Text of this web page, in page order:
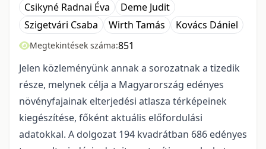
Csikyné Radnai Éva
Deme Judit
Szigetvári Csaba
Wirth Tamás Kovács Dániel
Megtekintések száma:851
Jelen közleményünk annak a sorozatnak a tizedik
része, melynek célja a Magyarország edényes
növényfajainak elterjedési atlasza térképeinek
kiegészítése, főként aktuális előfordulási
adatokkal. A dolgozat 194 kvadrátban 686 edényes